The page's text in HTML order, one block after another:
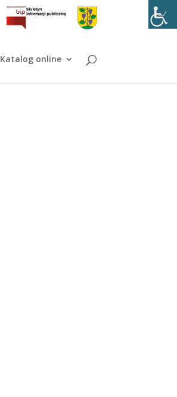
Katalog online